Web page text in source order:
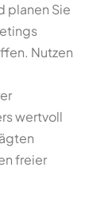
planen Sie
Nutzen
wertvoll
freier